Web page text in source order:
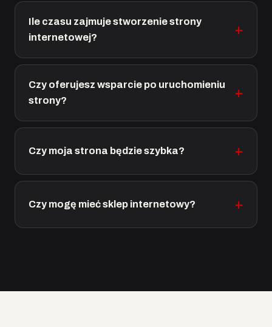
Ile czasu zajmuje stworzenie strony
internetowej?
Czy oferujesz wsparcie po uruchomieniu
strony?
Czy moja strona będzie szybka?
Czy mogę mieć sklep internetowy?